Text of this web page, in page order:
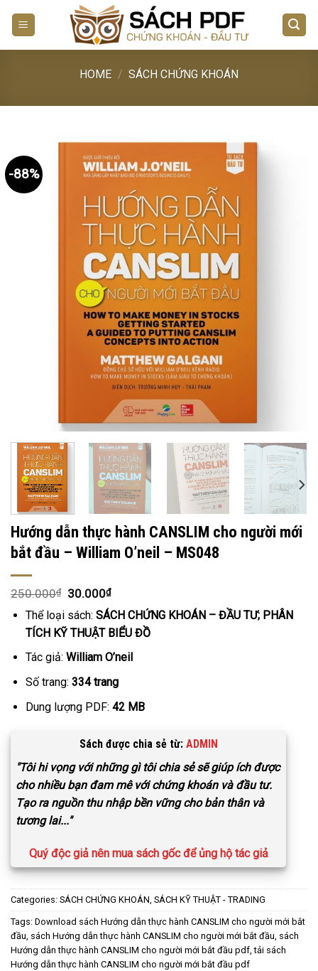
HOME / SÁCH CHỨNG KHOÁN
-88%
Hướng dẫn thực hành CANSLIM cho người mới
bắt đầu – William O’neil – MS048
250.000₫ 30.000₫
Thể loại sách: SÁCH CHỨNG KHOÁN – ĐẦU TƯ; PHÂN
TÍCH KỸ THUẬT BIỂU ĐỒ
Tác giả: William O’neil
Số trang: 334 trang
Dung lượng PDF: 42 MB
Sách được chia sẻ từ: ADMIN
"Tôi hi vọng với những gì tôi chia sẻ sẽ giúp ích được
cho nhiều bạn đam mê với chứng khoán và đầu tư.
Tạo ra nguồn thu nhập bền vững cho bản thân và
tương lai..."
Quý độc giả nên mua sách gốc để ủng hộ tác giả
Categories: SÁCH CHỨNG KHOÁN, SÁCH KỸ THUẬT - TRADING
Tags: Download sách Hướng dẫn thực hành CANSLIM cho người mới bắt
đầu, sách Hướng dẫn thực hành CANSLIM cho người mới bắt đầu, sách
Hướng dẫn thực hành CANSLIM cho người mới bắt đầu pdf,tải sách
Hướng dẫn thực hành CANSLIM cho người mới bắt đầu pdf